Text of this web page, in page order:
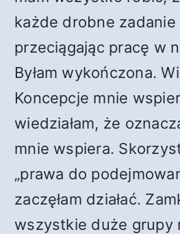
każde drobne
przeciągając pracę w
Byłam wykończona.
Koncepcje mnie
wiedziałam, że
mnie wspiera.
„prawa do
zaczęłam działać.
wszystkie duże grupy